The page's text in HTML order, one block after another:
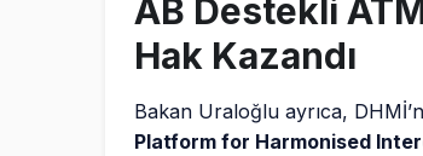
AB Destekli
Hak Kazandı
Bakan Uraloğlu ayrıca,
Platform for Harmonised